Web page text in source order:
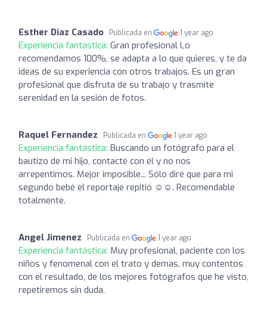
Esther Diaz Casado Publicada en 1 year ago
Experiencia fantástica: Gran profesional Lo
recomendamos 100%, se adapta a lo que quieres, y te da
ideas de su experiencia con otros trabajos. Es un gran
profesional que disfruta de su trabajo y trasmite
serenidad en la sesión de fotos.
Raquel Fernandez Publicada en 1 year ago
Experiencia fantástica: Buscando un fotógrafo para el
bautizo de mi hijo, contacté con él y no nos
arrepentimos. Mejor imposible... Sólo diré que para mi
segundo bebé el reportaje repitió ☺️☺️. Recomendable
totalmente.
Angel Jimenez Publicada en 1 year ago
Experiencia fantástica: Muy profesional, paciente con los
niños y fenomenal con el trato y demas, muy contentos
con el resultado, de los mejores fotógrafos que he visto,
repetiremos sin duda,